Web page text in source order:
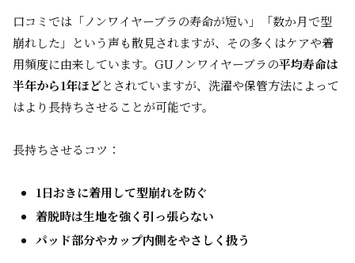
口コミでは「ノンワイヤーブラの寿命が短い」「数か月で型
崩れした」という声も散見されますが、その多くはケアや着
用頻度に由来しています。GUノンワイヤーブラの平均寿命は
半年から1年ほどとされていますが、洗濯や保管方法によって
はより長持ちさせることが可能です。
長持ちさせるコツ：
1日おきに着用して型崩れを防ぐ
着脱時は生地を強く引っ張らない
パッド部分やカップ内側をやさしく扱う